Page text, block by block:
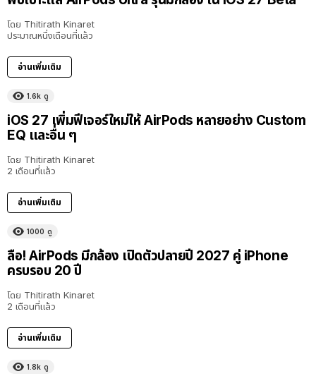
โดย Thitirath Kinaret
ประมาณหนึ่งเดือนที่แล้ว
อ่านเพิ่มเติม
1.6k ดู
iOS 27 เพิ่มฟีเจอร์ใหม่ให้ AirPods หลายอย่าง Custom
EQ และอื่น ๆ
โดย Thitirath Kinaret
2 เดือนที่แล้ว
อ่านเพิ่มเติม
1000 ดู
ลือ! AirPods มีกล้อง เปิดตัวปลายปี 2027 คู่ iPhone
ครบรอบ 20 ปี
โดย Thitirath Kinaret
2 เดือนที่แล้ว
อ่านเพิ่มเติม
1.8k ดู